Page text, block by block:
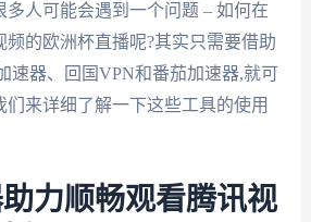
人可能会遇到一个问题 – 如何在
频的欧洲杯直播呢?其实只需要借助
速器、回国VPN和番茄加速器,就可
们来详细了解一下这些工具的使用
力顺畅观看腾讯视